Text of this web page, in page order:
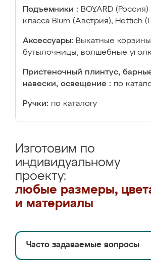
Подъемники : BOYARD
класса Blum (Австрия), Hettich
Аксессуары: Выкатные
бутылочницы, волшебные
Пристеночный плинтус,
навески, освещение : по
Ручки: по каталогу
Изготовим по
индивидуальному
проекту:
любые размеры,
и материалы
Часто задаваемые вопросы